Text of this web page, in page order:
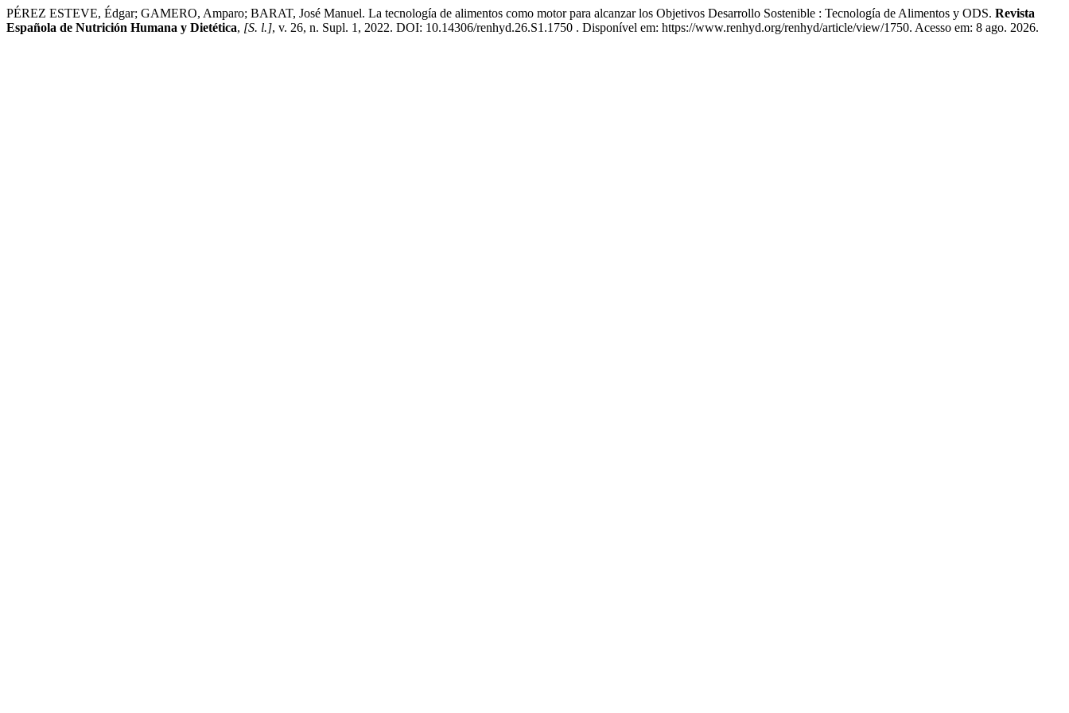
PÉREZ ESTEVE, Édgar; GAMERO, Amparo; BARAT, José Manuel. La tecnología de alimentos como motor para alcanzar los Objetivos Desarrollo Sostenible : Tecnología de Alimentos y ODS. Revista
Española de Nutrición Humana y Dietética, [S. l.], v. 26, n. Supl. 1, 2022. DOI: 10.14306/renhyd.26.S1.1750 . Disponível em: https://www.renhyd.org/renhyd/article/view/1750. Acesso em: 8 ago. 2026.